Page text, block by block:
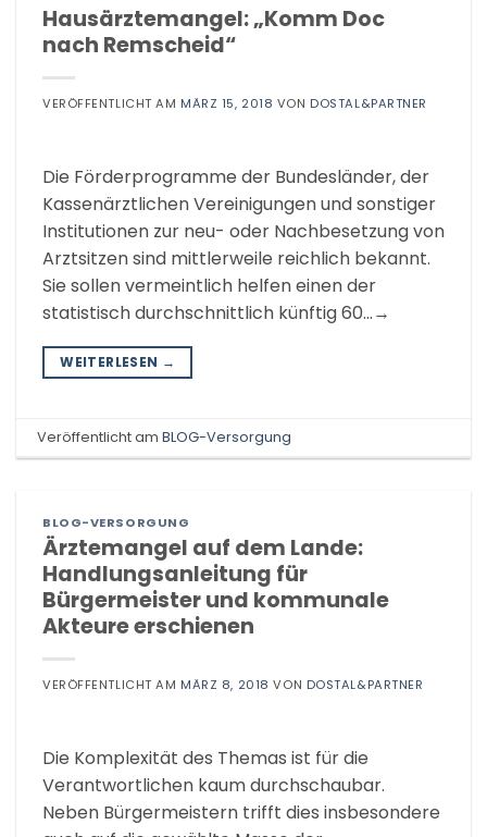
Hausärztemangel: „Komm Doc
nach Remscheid“
VERÖFFENTLICHT AM MÄRZ 15, 2018 VON DOSTAL&PARTNER
Die Förderprogramme der Bundesländer, der
Kassenärztlichen Vereinigungen und sonstiger
Institutionen zur neu- oder Nachbesetzung von
Arztsitzen sind mittlerweile reichlich bekannt.
Sie sollen vermeintlich helfen einen der
statistisch durchschnittlich künftig 60…→
WEITERLESEN →
Veröffentlicht amBLOG-Versorgung
BLOG-VERSORGUNG
Ärztemangel auf dem Lande:
Handlungsanleitung für
Bürgermeister und kommunale
Akteure erschienen
VERÖFFENTLICHT AM MÄRZ 8, 2018 VON DOSTAL&PARTNER
Die Komplexität des Themas ist für die
Verantwortlichen kaum durchschaubar.
Neben Bürgermeistern trifft dies insbesondere